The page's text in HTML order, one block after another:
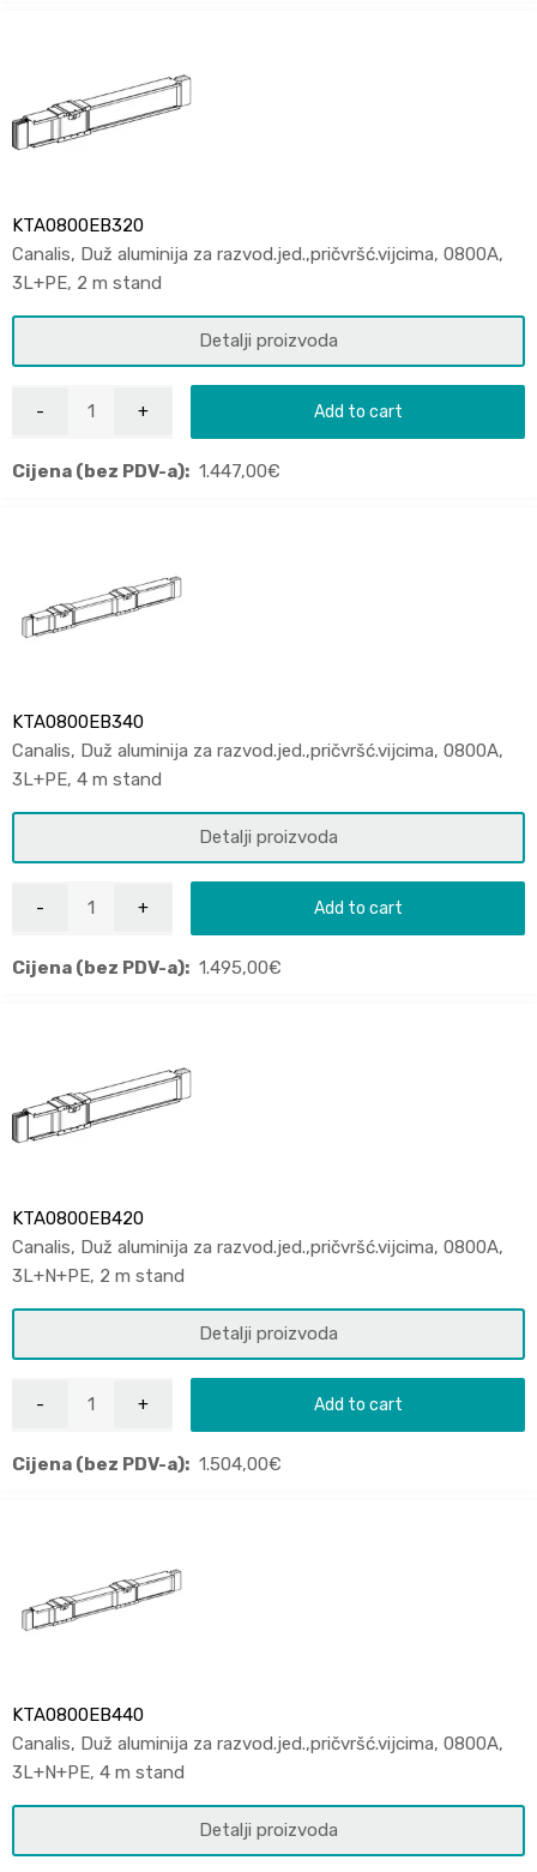
KTA0800EB320
Canalis, Duž aluminija za razvod.jed.,pričvršć.vijcima, 0800A,
3L+PE, 2 m stand
Detalji proizvoda
Add to cart
Cijena (bez PDV-a): 1.447,00€
KTA0800EB340
Canalis, Duž aluminija za razvod.jed.,pričvršć.vijcima, 0800A,
3L+PE, 4 m stand
Detalji proizvoda
Add to cart
Cijena (bez PDV-a): 1.495,00€
KTA0800EB420
Canalis, Duž aluminija za razvod.jed.,pričvršć.vijcima, 0800A,
3L+N+PE, 2 m stand
Detalji proizvoda
Add to cart
Cijena (bez PDV-a): 1.504,00€
KTA0800EB440
Canalis, Duž aluminija za razvod.jed.,pričvršć.vijcima, 0800A,
3L+N+PE, 4 m stand
Detalji proizvoda